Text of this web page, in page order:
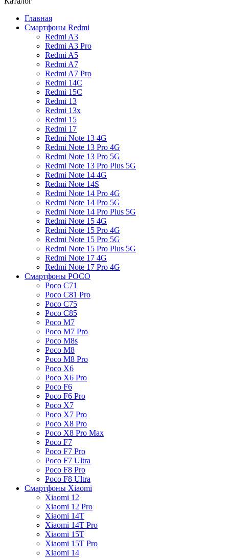
Главная
Смартфоны Redmi
Redmi A3
Redmi A3 Pro
Redmi A5
Redmi A7
Redmi A7 Pro
Redmi 14C
Redmi 15C
Redmi 13
Redmi 13x
Redmi 15
Redmi 17
Redmi Note 13 4G
Redmi Note 13 Pro 4G
Redmi Note 13 Pro 5G
Redmi Note 13 Pro Plus 5G
Redmi Note 14 4G
Redmi Note 14S
Redmi Note 14 Pro 4G
Redmi Note 14 Pro 5G
Redmi Note 14 Pro Plus 5G
Redmi Note 15 4G
Redmi Note 15 Pro 4G
Redmi Note 15 Pro 5G
Redmi Note 15 Pro Plus 5G
Redmi Note 17 4G
Redmi Note 17 Pro 4G
Смартфоны POCO
Poco C71
Poco C81 Pro
Poco C75
Poco C85
Poco M7
Poco M7 Pro
Poco M8s
Poco M8
Poco M8 Pro
Poco X6
Poco X6 Pro
Poco F6
Poco F6 Pro
Poco X7
Poco X7 Pro
Poco X8 Pro
Poco X8 Pro Max
Poco F7
Poco F7 Pro
Poco F7 Ultra
Poco F8 Pro
Poco F8 Ultra
Смартфоны Xiaomi
Xiaomi 12
Xiaomi 12 Pro
Xiaomi 14T
Xiaomi 14T Pro
Xiaomi 15T
Xiaomi 15T Pro
Xiaomi 14